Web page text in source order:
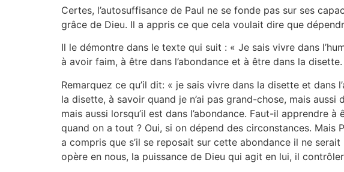
Certes, l’autosuffisance de Paul ne se fonde pas sur ses
grâce de Dieu. Il a appris ce que cela voulait dire que
Il le démontre dans le texte qui suit : « Je sais vivre dans
à avoir faim, à être dans l’abondance et à être dans la disette.
Remarquez ce qu’il dit: « je sais vivre dans la disette et
la disette, à savoir quand je n’ai pas grand-chose, mais
mais aussi lorsqu’il est dans l’abondance. Faut-il apprendre
quand on a tout ? Oui, si on dépend des circonstances. Mais
a compris que s’il se reposait sur cette abondance il ne
opère en nous, la puissance de Dieu qui agit en lui, il